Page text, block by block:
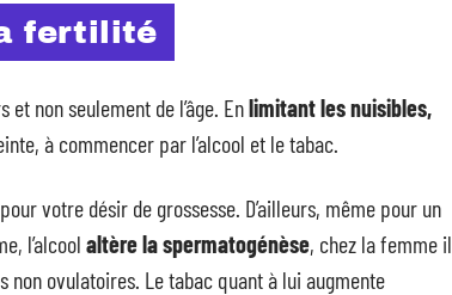
fertilité
non seulement de l’âge. Enlimitant les nuisibles,
à commencer par l’alcool et le tabac.
pour votre désir de grossesse. D’ailleurs, même pour un
l’alcool altère la spermatogénèse, chez la femme il
non ovulatoires. Le tabac quant à lui augmente